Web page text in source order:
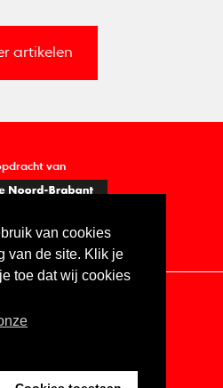
van cookies
van de site. Klik je
toe dat wij cookies
artikelen
van
ANBI